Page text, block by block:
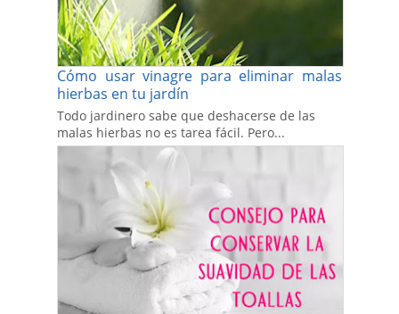
Cómo usar vinagre para eliminar malas
hierbas en tu jardín
Todo jardinero sabe que deshacerse de las
malas hierbas no es tarea fácil. Pero...